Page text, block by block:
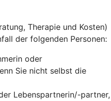
Therapie und Kosten)
der folgenden Personen:
oder
Sie nicht selbst die
Lebenspartnerin/-partner,